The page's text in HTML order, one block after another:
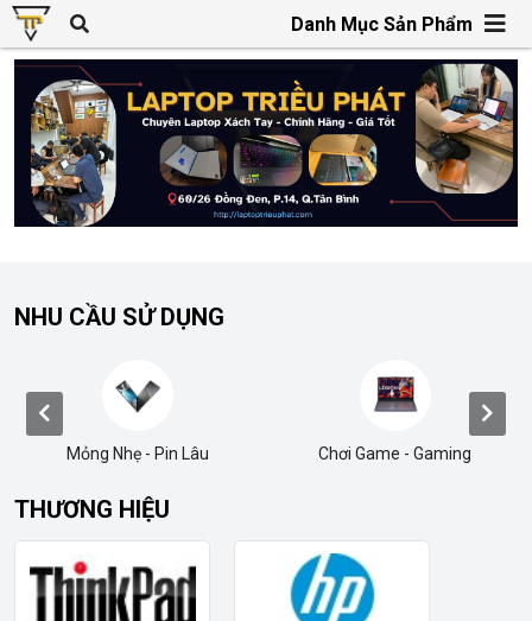
Danh Mục Sản Phẩm
NHU CẦU SỬ DỤNG
Chơi Game - Gaming Văn Phòng Học Tập
THƯƠNG HIỆU